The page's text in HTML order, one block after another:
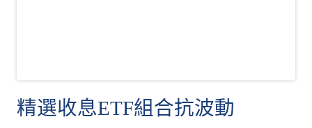
精選收息ETF組合抗波動